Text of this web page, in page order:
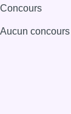
Concours
Aucun